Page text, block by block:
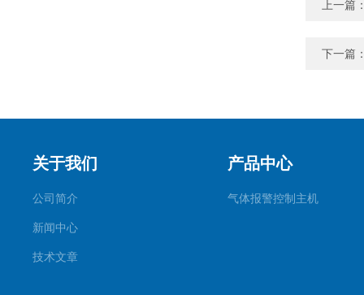
上一篇
下一篇
关于我们
公司简介
新闻中心
技术文章
产品中心
气体报警控制主机